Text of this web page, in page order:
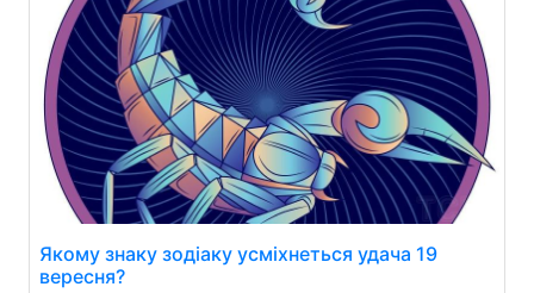
Якому знаку зодіаку усміхнеться удача 19
вересня?